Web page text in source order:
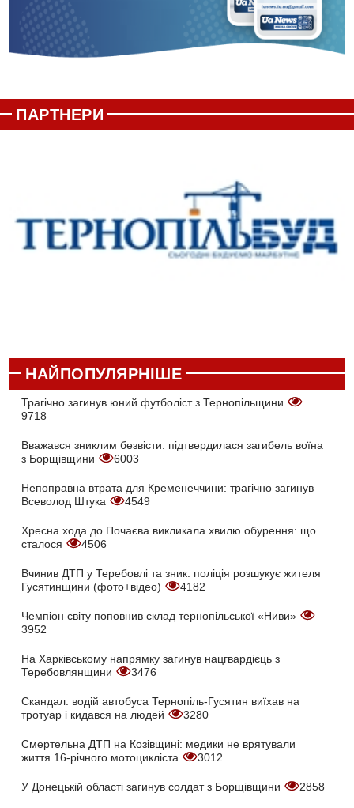
ПАРТНЕРИ
НАЙПОПУЛЯРНІШЕ
Трагічно загинув юний футболіст з Тернопільщини
9718
Вважався зниклим безвісти: підтвердилася загибель воїна
з Борщівщини
6003
Непоправна втрата для Кременеччини: трагічно загинув
Всеволод Штука
4549
Хресна хода до Почаєва викликала хвилю обурення: що
сталося
4506
Вчинив ДТП у Теребовлі та зник: поліція розшукує жителя
Гусятинщини (фото+відео)
4182
Чемпіон світу поповнив склад тернопільської «Ниви»
3952
На Харківському напрямку загинув нацгвардієць з
Теребовлянщини
3476
Скандал: водій автобуса Тернопіль-Гусятин виїхав на
тротуар і кидався на людей
3280
Смертельна ДТП на Козівщині: медики не врятували
життя 16-річного мотоцикліста
3012
У Донецькій області загинув солдат з Борщівщини 2858